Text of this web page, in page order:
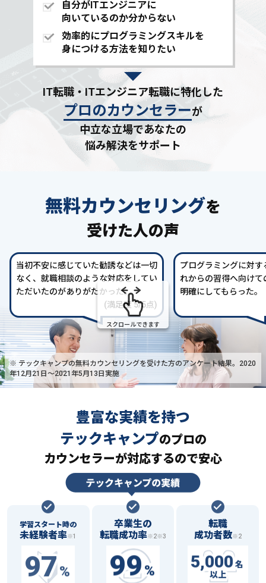
自分がITエンジニアに
向いているのか分からない
効率的にプログラミングスキルを
身につける方法を知りたい
IT転職・ITエンジニア転職に特化した
プロのカウンセラーが
中立な立場であなたの
悩み解決をサポート
無料カウンセリングを
受けた人の声
当初不安に感じていた勧誘などは一切
なく、就職相談のような対応をしてい
ただいたのがありがたかった。
(満足度 5/5点)
プログラミングに対
れからの習得へ向け
明確にしてもらった。
スクロールできます
※ テックキャンプの無料カウンセリングを受けた方のアンケート結果。2020
年12月21日〜2021年5月13日実施
豊富な実績を持つ
テックキャンプのプロの
カウンセラーが対応するので安心
学習スタート時の
未経験者率※1
97%
卒業生の
転職成功率※2※3
99 %
転職
成功者数※2
5,000 名
以上